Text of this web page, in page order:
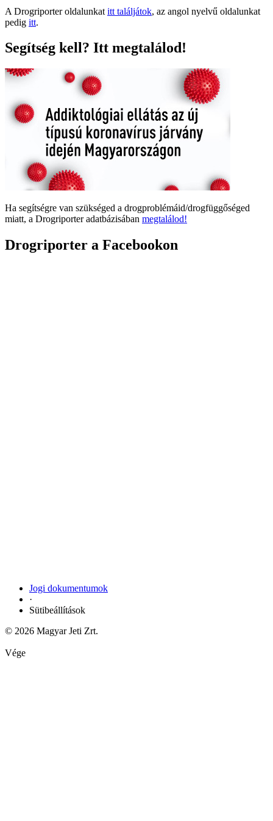
A Drogriporter oldalunkat itt találjátok, az angol nyelvű oldalunkat
pedig itt.
Segítség kell? Itt megtalálod!
Ha segítségre van szükséged a drogproblémáid/drogfüggőséged
miatt, a Drogriporter adatbázisában megtalálod!
Drogriporter a Facebookon
Jogi dokumentumok
·
Sütibeállítások
© 2026 Magyar Jeti Zrt.
Vége